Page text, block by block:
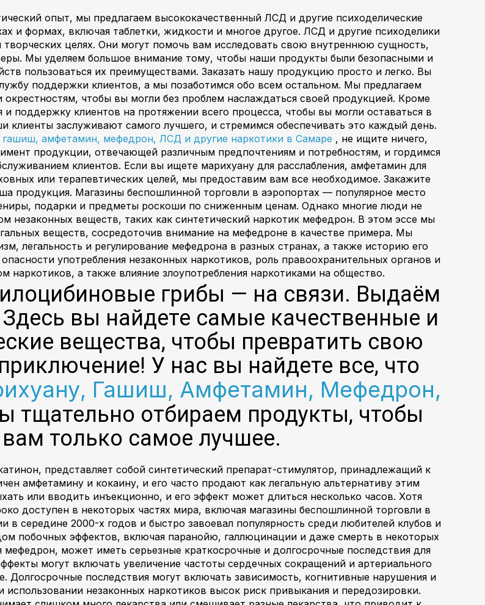
опыт, мы предлагаем высококачественный ЛСД и другие психоделические
и формах, включая таблетки, жидкости и многое другое. ЛСД и другие психоделики
творческих целях. Они могут помочь вам исследовать свою внутреннюю сущность,
Мы уделяем большое внимание тому, чтобы наши продукты были безопасными и
пользоваться их преимуществами. Заказать нашу продукцию просто и легко. Вы
поддержки клиентов, а мы позаботимся обо всем остальном. Мы предлагаем
чтобы вы могли без проблем наслаждаться своей продукцией. Кроме
поддержку клиентов на протяжении всего процесса, чтобы вы могли оставаться в
клиенты заслуживают самого лучшего, и стремимся обеспечивать это каждый день.
гашиш, амфетамин, мефедрон, ЛСД и другие наркотики в Самаре , не ищите ничего,
продукции, отвечающей различным предпочтениям и потребностям, и гордимся
клиентов. Если вы ищете марихуану для расслабления, амфетамин для
или терапевтических целей, мы предоставим вам все необходимое. Закажите
продукция. Магазины беспошлинной торговли в аэропортах — популярное место
подарки и предметы роскоши по сниженным ценам. Однако многие люди не
незаконных веществ, таких как синтетический наркотик мефедрон. В этом эссе мы
веществ, сосредоточив внимание на мефедроне в качестве примера. Мы
легальность и регулирование мефедрона в разных странах, а также историю его
употребления незаконных наркотиков, роль правоохранительных органов и
наркотиков, а также влияние злоупотребления наркотиками на общество.
грибы — на связи. Выдаём
вы найдете самые качественные и
вещества, чтобы превратить свою
У нас вы найдете все, что
Гашиш, Амфетамин, Мефедрон,
тщательно отбираем продукты, чтобы
только самое лучшее.
представляет собой синтетический препарат-стимулятор, принадлежащий к
амфетамину и кокаину, и его часто продают как легальную альтернативу этим
или вводить инъекционно, и его эффект может длиться несколько часов. Хотя
доступен в некоторых частях мира, включая магазины беспошлинной торговли в
в середине 2000-х годов и быстро завоевал популярность среди любителей клубов и
побочных эффектов, включая паранойю, галлюцинации и даже смерть в некоторых
мефедрон, может иметь серьезные краткосрочные и долгосрочные последствия для
могут включать увеличение частоты сердечных сокращений и артериального
Долгосрочные последствия могут включать зависимость, когнитивные нарушения и
незаконных наркотиков высок риск привыкания и передозировки.